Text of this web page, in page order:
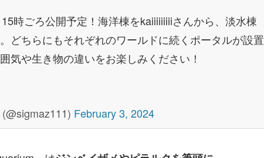
時ごろ公開予定！海洋棟をkaiiiiiiiiiさんから、淡水棟
どちらにもそれぞれのワールドに続くポータルが設置
気や生き物の違いをお楽しみください！
February 3, 2024